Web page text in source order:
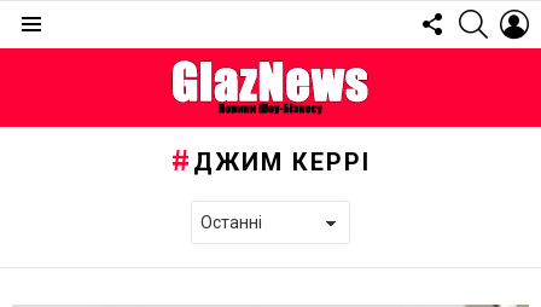
FOLLOW
US
ДЖИМ КЕРРІ